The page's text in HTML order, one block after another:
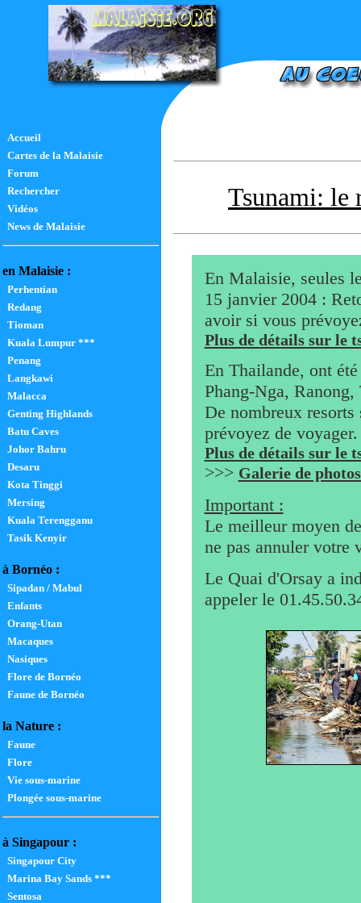
Accueil
Cartes de la Malaisie
Forum
Rechercher
Vidéos
News de Malaisie
en Malaisie :
Perhentian
Redang
Tioman
Kuala Lumpur ***
Penang
Langkawi
Malacca
Genting Highlands
Batu Caves
Johor Bahru
Desaru
Kota Tinggi
Mersing
Kuala Terengganu
Tasik Kenyir
à Bornéo :
Sipadan / Mabul
Enfants
Orang-Utan
Macaques
Nasiques
Flore de Bornéo
Faune de Bornéo
la Nature :
Faune
Flore
Vie sous-marine
Plongée sous-marine
à Singapour :
Singapour City
Marina Bay Sands ***
Sentosa
Tsunami: le
En Malaisie, seules
15 janvier 2004 :
avoir si vous
Plus de détails sur le
En Thailande, ont
Phang-Nga, Ranong,
De nombreux
prévoyez de voyager.
Plus de détails sur le
>>> Galerie de
Important :
Le meilleur moyen
ne pas annuler votre
Le Quai d'Orsay a
appeler le